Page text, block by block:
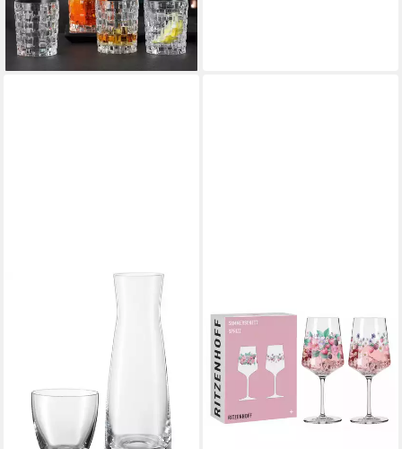
ab 24,47 € UVP27,90 €
-12%
lieferbar - in 3-4 Werktagen bei dir